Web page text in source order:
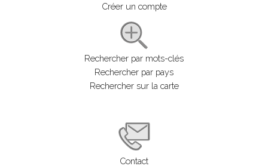
Créer un compte
Rechercher par mots-clés
Rechercher par pays
Rechercher sur la carte
Contact